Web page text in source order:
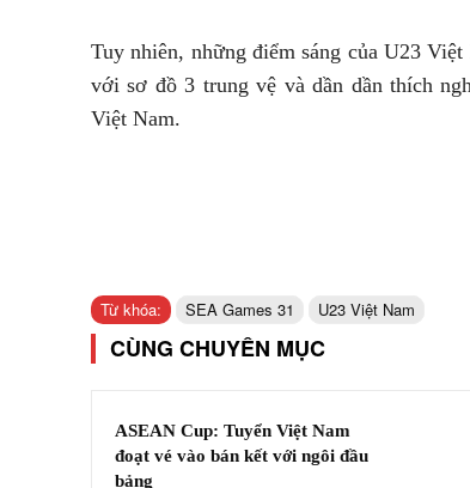
Tuy nhiên, những điểm sáng của U23
với sơ đồ 3 trung vệ và dần dần thích
Việt Nam.
Từ khóa: SEA Games 31 U23 Việt Nam
CÙNG CHUYÊN MỤC
ASEAN Cup: Tuyển Việt Nam
đoạt vé vào bán kết với ngôi đầu
bảng